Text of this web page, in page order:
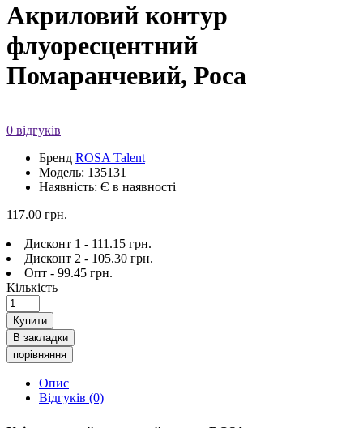
Акриловий контур
флуоресцентний
Помаранчевий, Роса
0 відгуків
Бренд ROSA Talent
Модель: 135131
Наявність: Є в наявності
117.00 грн.
Дисконт 1 - 111.15 грн.
Дисконт 2 - 105.30 грн.
Опт - 99.45 грн.
Кількість
Купити
В закладки
порівняння
Опис
Відгуків (0)